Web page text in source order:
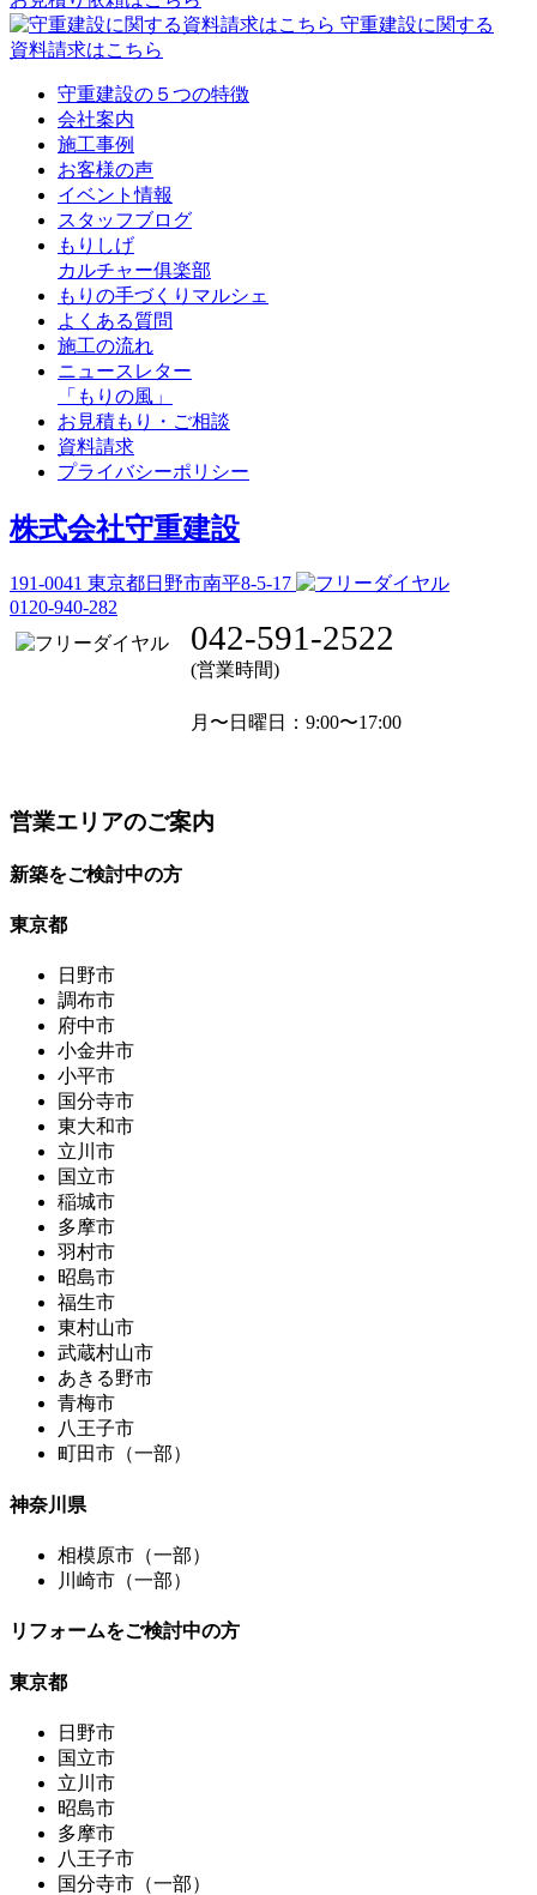
守重建設に関する
資料請求はこちら
守重建設の５つの特徴
会社案内
施工事例
お客様の声
イベント情報
スタッフブログ
もりしげ
カルチャー俱楽部
もりの手づくりマルシェ
よくある質問
施工の流れ
ニュースレター
「もりの風」
お見積もり・ご相談
資料請求
プライバシーポリシー
株式会社守重建設
191-0041 東京都日野市南平8-5-17
0120-940-282
042-591-2522
(営業時間)
月〜日曜日 ：9:00〜17:00
営業エリアのご案内
新築をご検討中の方
東京都
日野市
調布市
府中市
小金井市
小平市
国分寺市
東大和市
立川市
国立市
稲城市
多摩市
羽村市
昭島市
福生市
東村山市
武蔵村山市
あきる野市
青梅市
八王子市
町田市（一部）
神奈川県
相模原市（一部）
川崎市（一部）
リフォームをご検討中の方
東京都
日野市
国立市
立川市
昭島市
多摩市
八王子市
国分寺市（一部）